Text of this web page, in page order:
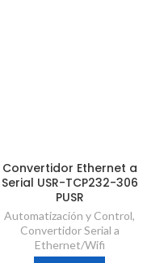
Convertidor Ethernet a
Serial USR-TCP232-306
PUSR
Automatización y Control,
Convertidor Serial a
Ethernet/Wifi